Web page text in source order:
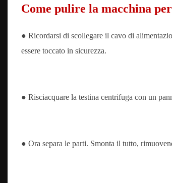
Come pulire la macchina
● Ricordarsi di scollegare il cavo di
essere toccato in sicurezza.
● Risciacquare la testina centrifuga con un
● Ora separa le parti. Smonta il tutto,